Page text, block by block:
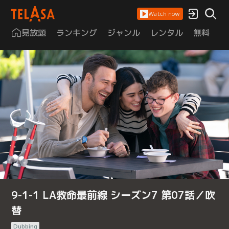
Watch now
見放題 ランキング ジャンル レンタル 無料
9-1-1 LA救命最前線 シーズン7 第07話／吹
替
Dubbing